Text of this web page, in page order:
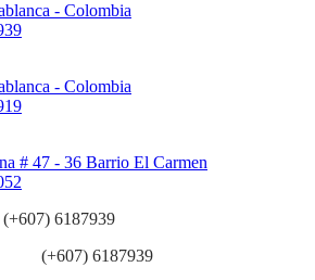
- Colombia
- Colombia
# 47 - 36 Barrio El Carmen
(+607) 6187939
(+607) 6187939